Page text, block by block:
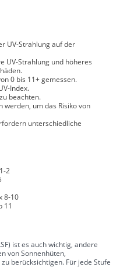
UV-Strahlung auf der
UV-Strahlung und höheres
0 bis 11+ gemessen.
Index.
beachten.
um das Risiko von
unterschiedliche
2
8-10
11
ist es auch wichtig, andere
von Sonnenhüten,
berücksichtigen. Für jede Stufe